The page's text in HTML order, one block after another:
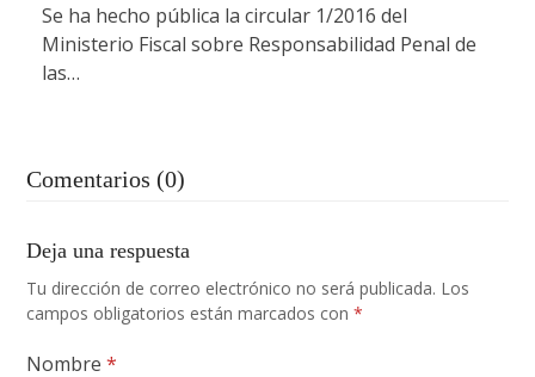
Se ha hecho pública la circular 1/2016 del
Ministerio Fiscal sobre Responsabilidad Penal de
las…
Comentarios (0)
Deja una respuesta
Tu dirección de correo electrónico no será publicada. Los
campos obligatorios están marcados con*
Nombre*